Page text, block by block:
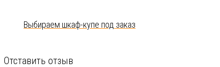
Выбираем шкаф-купе под заказ
Отставить отзыв